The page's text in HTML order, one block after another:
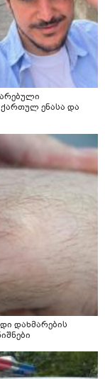
ქართულ ენასა და
დახმარების